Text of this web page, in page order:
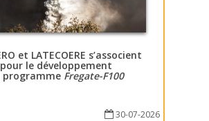
et LATECOERE s’associent
pour le développement
programme Fregate-F100
30-07-2026